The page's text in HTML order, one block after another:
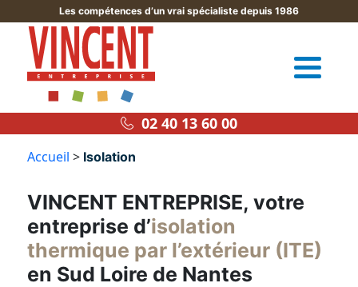
Les compétences d’un vrai spécialiste depuis 1986
02 40 13 60 00
Accueil > Isolation
VINCENT ENTREPRISE, votre
entreprise d’isolation
thermique par l’extérieur (ITE)
en Sud Loire de Nantes